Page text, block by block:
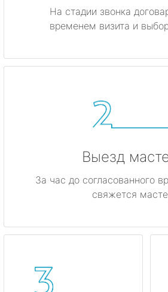
На стадии звонка
временем визита и
Выезд
За час до согласованного
свяжется